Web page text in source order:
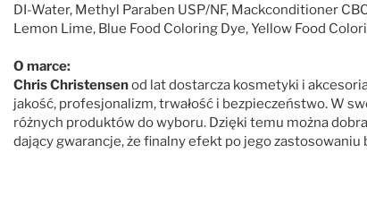
DI-Water, Methyl Paraben USP/NF, Mackconditioner
Lemon Lime, Blue Food Coloring Dye, Yellow Food
O marce:
Chris Christensenod lat dostarcza kosmetyki i
jakość, profesjonalizm, trwałość i bezpieczeństwo. W
różnych produktów do wyboru. Dzięki temu można
dający gwarancje, że finalny efekt po jego